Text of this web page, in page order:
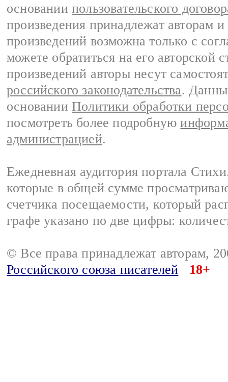
основании пользовательского
произведения принадлежат авторам
произведений возможна только с
можете обратиться на его авторской
произведений авторы несут
российского законодательства.
основании Политики обработки
посмотреть более подробную
администрацией.
Ежедневная аудитория портала
которые в общей сумме
счетчика посещаемости, который
графе указано по две цифры:
© Все права принадлежат авторам,
Российского союза писателей
18+